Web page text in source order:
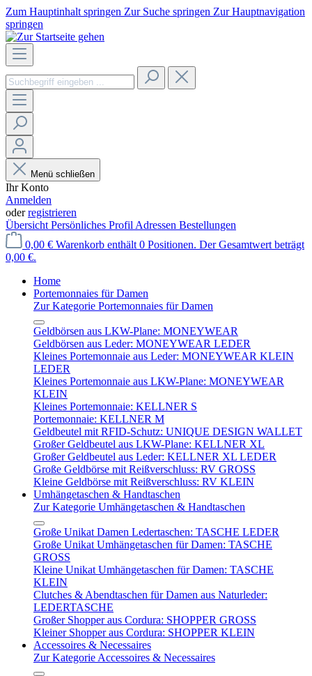
Zum Hauptinhalt springen Zur Suche springen Zur Hauptnavigation
springen
Menü schließen
Ihr Konto
Anmelden
oderregistrieren
Übersicht Persönliches Profil Adressen Bestellungen
0,00 € Warenkorb enthält 0 Positionen. Der Gesamtwert beträgt
0,00 €.
Home
Portemonnaies für Damen
Zur Kategorie Portemonnaies für Damen
Geldbörsen aus LKW-Plane: MONEYWEAR
Geldbörsen aus Leder: MONEYWEAR LEDER
Kleines Portemonnaie aus Leder: MONEYWEAR KLEIN
LEDER
Kleines Portemonnaie aus LKW-Plane: MONEYWEAR
KLEIN
Kleines Portemonnaie: KELLNER S
Portemonnaie: KELLNER M
Geldbeutel mit RFID-Schutz: UNIQUE DESIGN WALLET
Großer Geldbeutel aus LKW-Plane: KELLNER XL
Großer Geldbeutel aus Leder: KELLNER XL LEDER
Große Geldbörse mit Reißverschluss: RV GROSS
Kleine Geldbörse mit Reißverschluss: RV KLEIN
Umhängetaschen & Handtaschen
Zur Kategorie Umhängetaschen & Handtaschen
Große Unikat Damen Ledertaschen: TASCHE LEDER
Große Unikat Umhängetaschen für Damen: TASCHE
GROSS
Kleine Unikat Umhängetaschen für Damen: TASCHE
KLEIN
Clutches & Abendtaschen für Damen aus Naturleder:
LEDERTASCHE
Großer Shopper aus Cordura: SHOPPER GROSS
Kleiner Shopper aus Cordura: SHOPPER KLEIN
Accessoires & Necessaires
Zur Kategorie Accessoires & Necessaires